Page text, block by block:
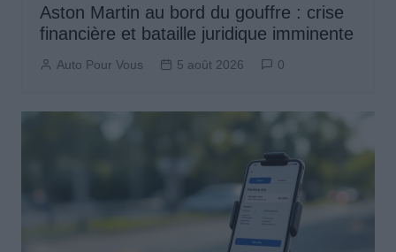
Aston Martin au bord du gouffre : crise
financière et bataille juridique imminente
Auto Pour Vous 5 août 2026 0